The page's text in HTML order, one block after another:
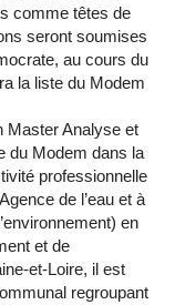
comme têtes de
seront soumises
au cours du
la liste du Modem
Master Analyse et
du Modem dans la
professionnelle
de l’eau et à
en
et de
et-Loire, il est
regroupant